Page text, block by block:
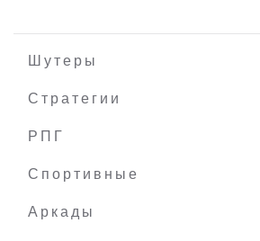
Шутеры
Стратегии
РПГ
Спортивные
Аркады